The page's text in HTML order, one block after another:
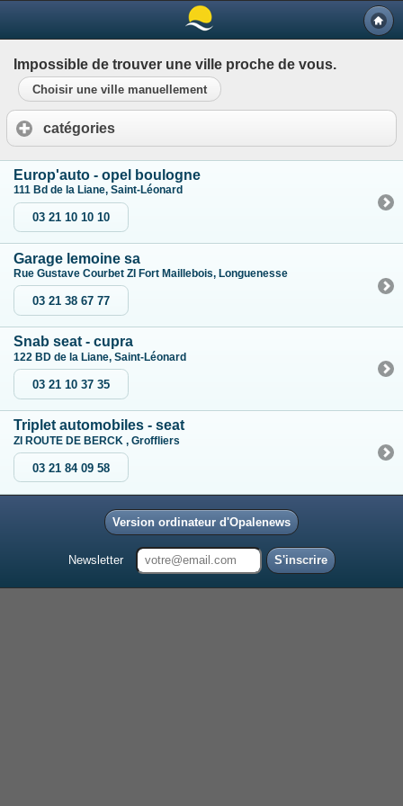
Impossible de trouver une ville proche de vous.
Choisir une ville manuellement
catégories
Europ'auto - opel boulogne
111 Bd de la Liane, Saint-Léonard
03 21 10 10 10
Garage lemoine sa
Rue Gustave Courbet ZI Fort Maillebois, Longuenesse
03 21 38 67 77
Snab seat - cupra
122 BD de la Liane, Saint-Léonard
03 21 10 37 35
Triplet automobiles - seat
ZI ROUTE DE BERCK , Groffliers
03 21 84 09 58
Version ordinateur d'Opalenews
Newsletter S'inscrire